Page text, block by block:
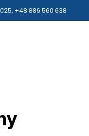
, +48 886 560 638